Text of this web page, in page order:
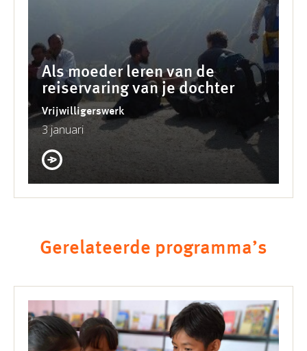
Als moeder leren van de
reiservaring van je dochter
Vrijwilligerswerk
3 januari
Gerelateerde programma’s